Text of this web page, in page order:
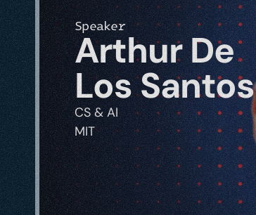
Speaker
Arthur De
Los Santos
CS & AI
MIT